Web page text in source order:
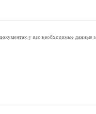
у вас необходимые данные